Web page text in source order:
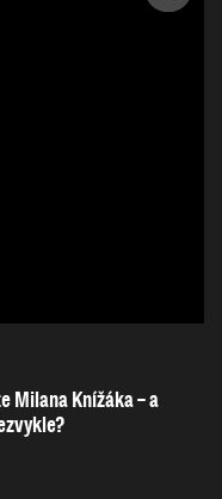
Milana Knížáka – a